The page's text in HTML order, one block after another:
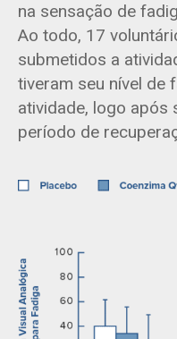
na sensação de
Ao todo, 17
submetidos a
tiveram seu nível de
atividade, logo após
período de